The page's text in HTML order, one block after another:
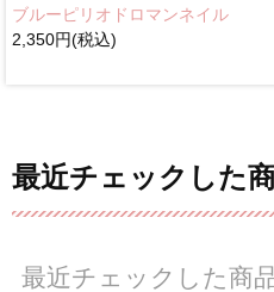
ブルーピリオドロマンネイル
2,350円(税込)
最近チェックした
最近チェックした商